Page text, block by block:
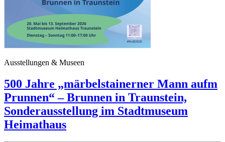
Ausstellungen & Museen
500 Jahre „märbelstainerner Mann aufm
Prunnen“ – Brunnen in Traunstein,
Sonderausstellung im Stadtmuseum
Heimathaus